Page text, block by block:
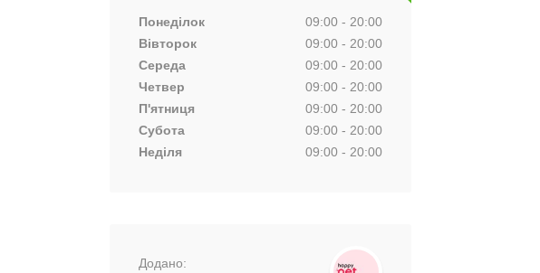
Понеділок
09:00 - 20:00
Вівторок
09:00 - 20:00
Середа
09:00 - 20:00
Четвер
09:00 - 20:00
П'ятниця
09:00 - 20:00
Субота
09:00 - 20:00
Неділя
09:00 - 20:00
Додано: